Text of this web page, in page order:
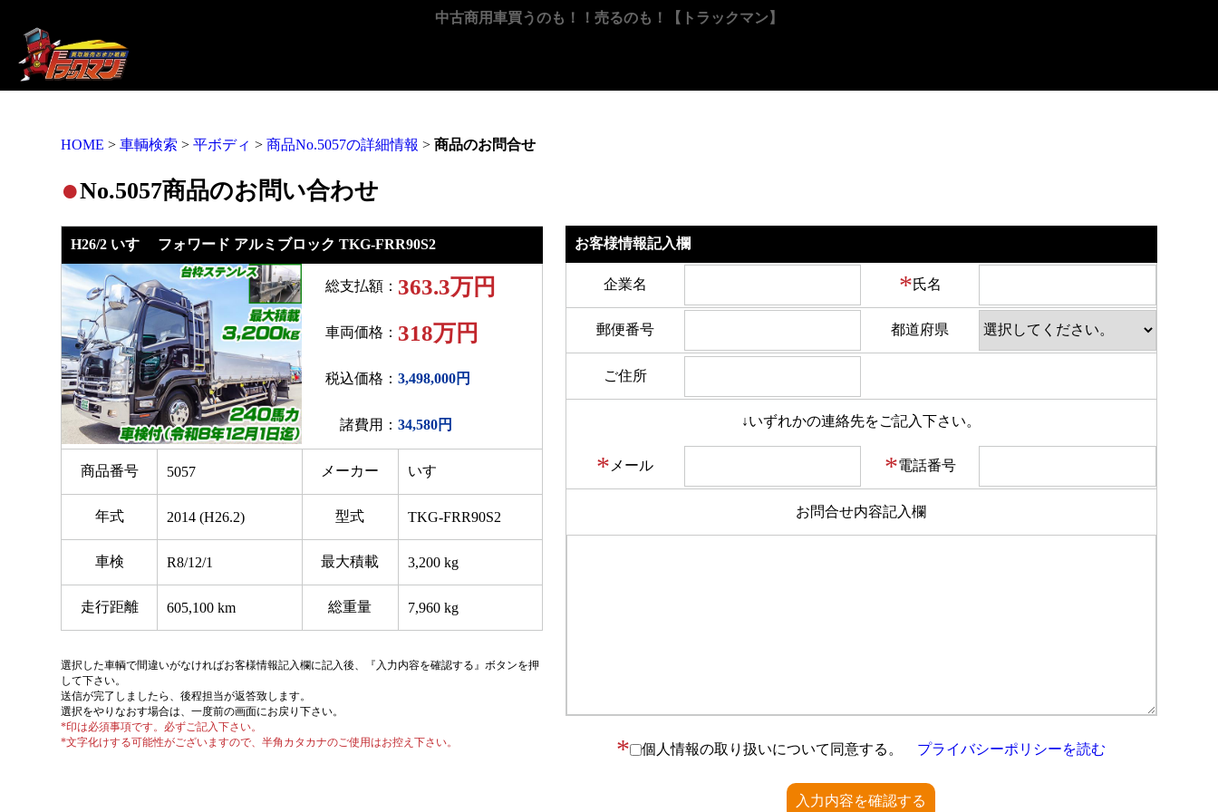
中古商用車買うのも！！売るのも！【トラックマン】
HOME >車輌検索 >平ボディ>商品No.5057の詳細情報>商品のお問合せ
●No.5057商品のお問い合わせ
H26/2 いすゞ フォワード アルミブロック TKG-FRR90S2
総支払額： 363.3万円
車両価格： 318万円
税込価格：3,498,000円
諸費用：34,580円
商品番号 5057 メーカー いすゞ
年式 2014 (H26.2) 型式 TKG-FRR90S2
車検 R8/12/1 最大積載 3,200 kg
走行距離 605,100 km 総重量 7,960 kg
選択した車輌で間違いがなければお客様情報記入欄に記入後、『入力内容を確認する』ボタンを押
して下さい。
送信が完了しましたら、後程担当が返答致します。
選択をやりなおす場合は、一度前の画面にお戻り下さい。
*印は必須事項です。必ずご記入下さい。
*文字化けする可能性がございますので、半角カタカナのご使用はお控え下さい。
お客様情報記入欄
企業名 *氏名
郵便番号 都道府県
ご住所
↓いずれかの連絡先をご記入下さい。
* メール *電話番号
お問合せ内容記入欄
* 個人情報の取り扱いについて同意する。 プライバシーポリシーを読む
入力内容を確認する